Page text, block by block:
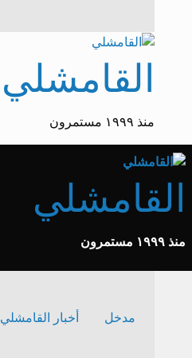
القامشلي
منذ ١٩٩٩ مستمرون
القامشلي
منذ ١٩٩٩ مستمرون
مدخل أخبار القامشلي